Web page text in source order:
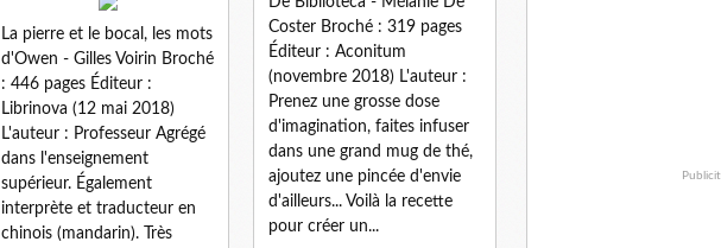
La pierre et le bocal, les mots
d'Owen - Gilles Voirin Broché
: 446 pages Éditeur :
Librinova (12 mai 2018)
L'auteur : Professeur Agrégé
dans l'enseignement
supérieur. Également
interprète et traducteur en
chinois (mandarin). Très
Coster Broché : 319 pages
Éditeur : Aconitum
(novembre 2018) L'auteur :
Prenez une grosse dose
d'imagination, faites infuser
dans une grand mug de thé,
ajoutez une pincée d'envie
d'ailleurs... Voilà la recette
pour créer un...